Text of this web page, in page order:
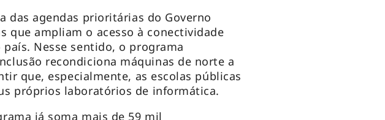
das agendas prioritárias do Governo
que ampliam o acesso à conectividade
Nesse sentido, o programa
recondiciona máquinas de norte a
que, especialmente, as escolas públicas
próprios laboratórios de informática.
já soma mais de 59 mil